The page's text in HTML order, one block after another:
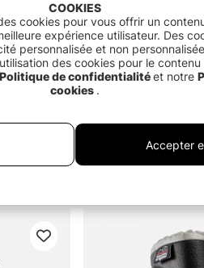
COOKIES
cookies pour vous offrir un
expérience utilisateur. Des
personnalisée et non
des cookies pour le
Politique de confidentialitéet notre
cookies .
Accepter